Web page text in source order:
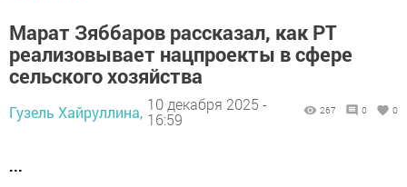
Марат Зяббаров рассказал, как РТ
реализовывает нацпроекты в сфере
сельского хозяйства
Гузель Хайруллина, 10 декабря 2025 -
16:59
267 0 0
...